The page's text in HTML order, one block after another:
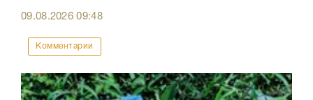
09.08.202609:48
Комментарии